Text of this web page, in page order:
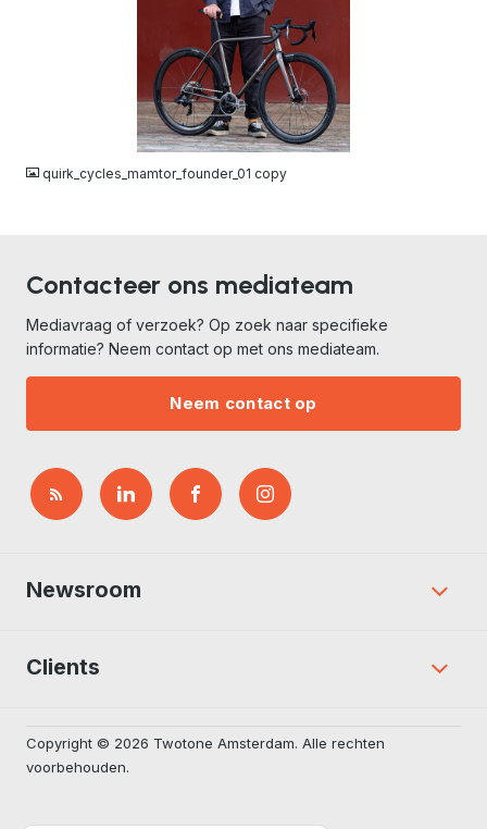
quirk_cycles_mamtor_founder_01 copy
Contacteer ons mediateam
Mediavraag of verzoek? Op zoek naar specifieke
informatie? Neem contact op met ons mediateam.
Neem contact op
Newsroom
Clients
Copyright © 2026 Twotone Amsterdam. Alle rechten
voorbehouden.